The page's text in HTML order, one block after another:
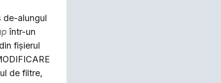
de-alungul
într-un
fişierul
de filtre,